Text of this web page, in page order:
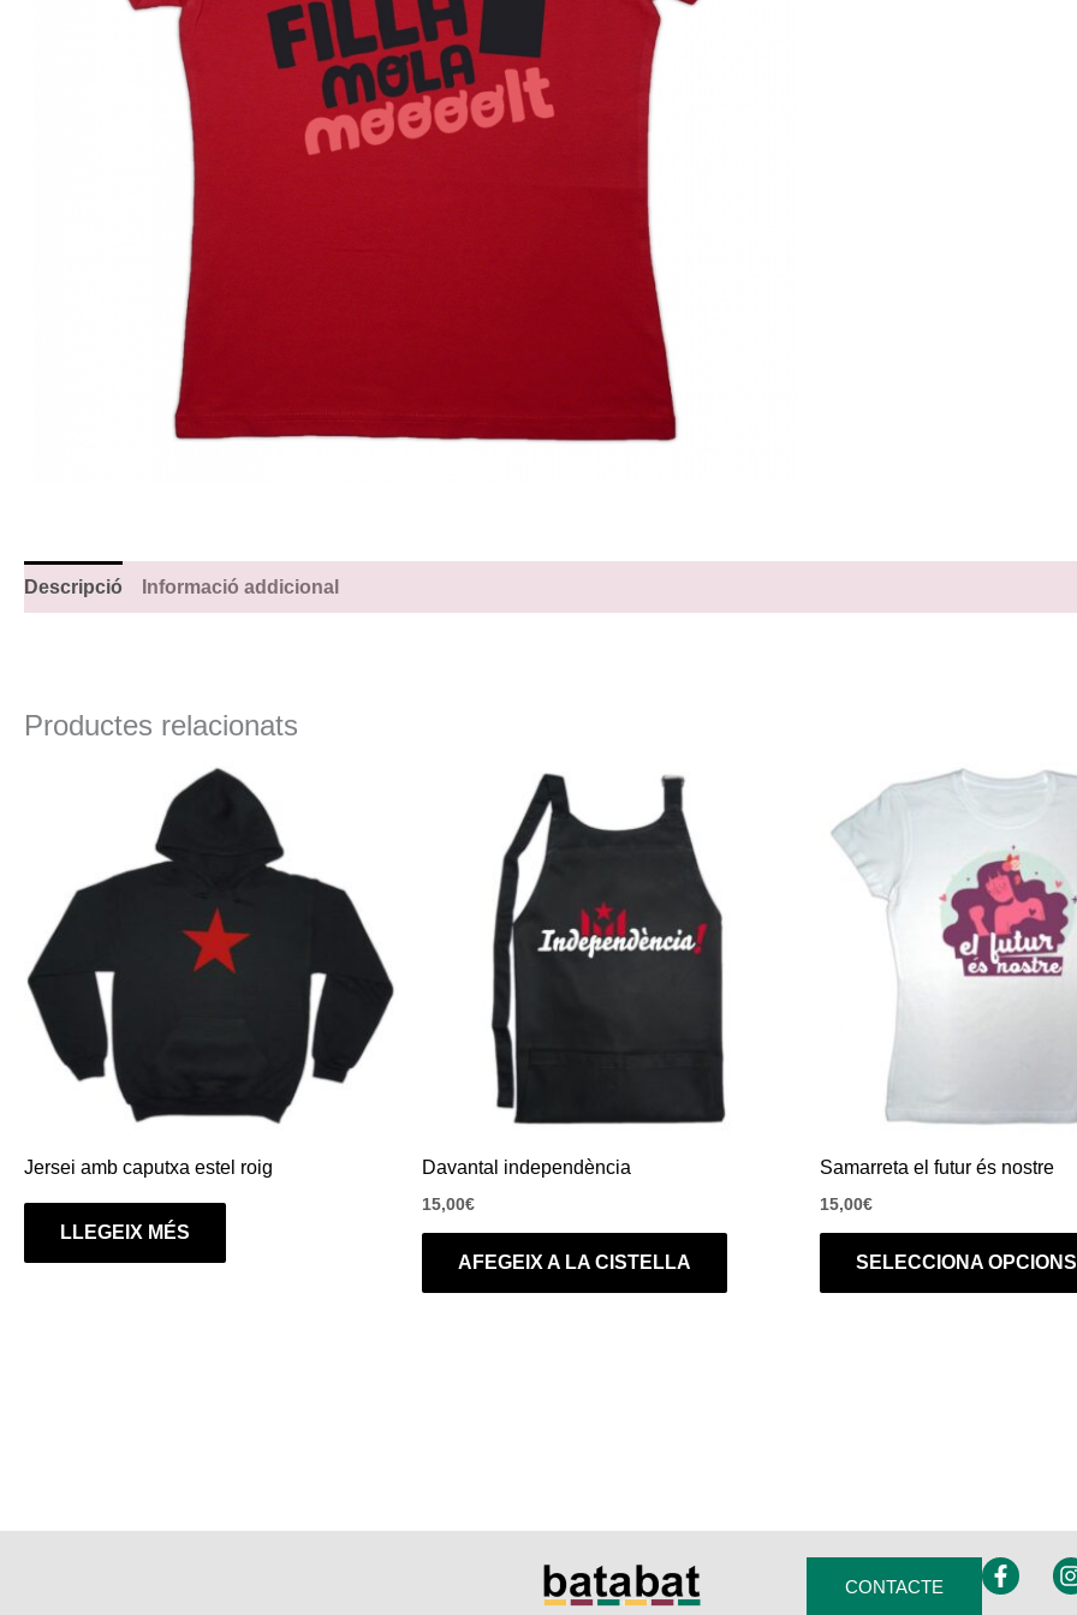
Descripció Informació addicional
Productes relacionats
Jersei amb caputxa estel roig
LLEGEIX MÉS
Davantal independència
15,00€
AFEGEIX A LA CISTELLA
Samarreta el futur és nostre
15,00€
SELECCIONA OPCIONS
CONTACTE
F
a
I